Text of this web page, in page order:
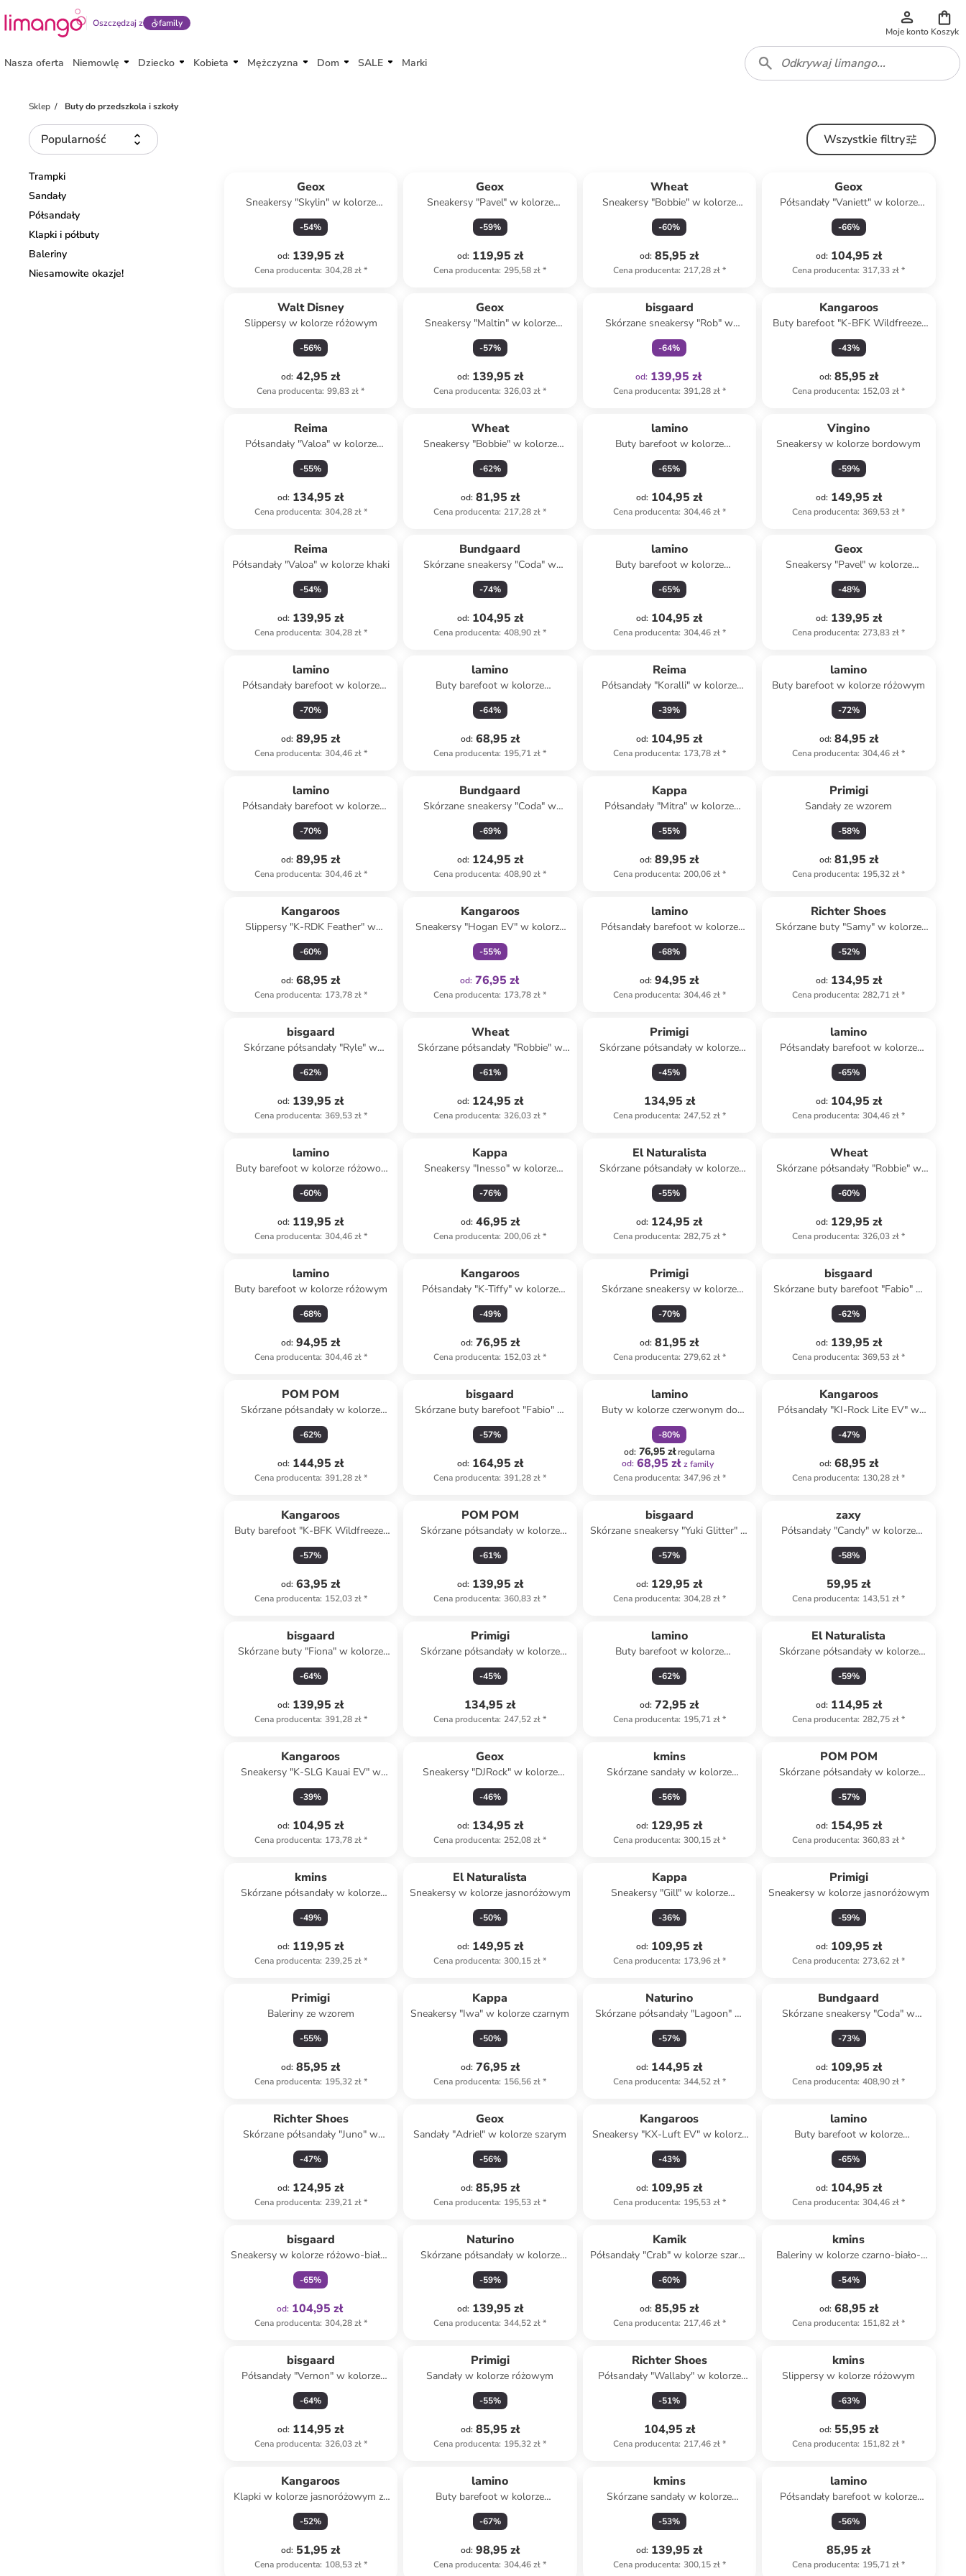
Oszczędzaj z family
Moje konto Koszyk
Nasza oferta Niemowlę Dziecko Kobieta Mężczyzna Dom SALE Marki
Sklep Buty do przedszkola i szkoły
Popularność Wszystkie filtry
Trampki
Sandały
Półsandały
Klapki i półbuty
Baleriny
Niesamowite okazje!
Geox
Sneakersy "Skylin" w kolorze
jasnoróżowym
-54%
od: 139,95 zł
Cena producenta: 304,28 zł*
Geox
Sneakersy "Pavel" w kolorze
jasnoróżowym
-59%
od: 119,95 zł
Cena producenta: 295,58 zł*
Wheat
Sneakersy "Bobbie" w kolorze
jasnoróżowym
-60%
od: 85,95 zł
Cena producenta: 217,28 zł*
Geox
Półsandały "Vaniett" w kolorze
jasnoróżowym
-66%
od: 104,95 zł
Cena producenta: 317,33 zł*
Walt Disney
Slippersy w kolorze różowym
-56%
od: 42,95 zł
Cena producenta: 99,83 zł*
Geox
Sneakersy "Maltin" w kolorze
jasnoróżowym
-57%
od: 139,95 zł
Cena producenta: 326,03 zł*
bisgaard
Skórzane sneakersy "Rob" w
kolorze jasnoróżowym
-64%
od: 139,95 zł
Cena producenta: 391,28 zł*
Kangaroos
Buty barefoot "K-BFK Wildfreeze"
w kolorze jasnoróżowym
-43%
od: 85,95 zł
Cena producenta: 152,03 zł*
Reima
Półsandały "Valoa" w kolorze
fioletowym
-55%
od: 134,95 zł
Cena producenta: 304,28 zł*
Wheat
Sneakersy "Bobbie" w kolorze
beżowym
-62%
od: 81,95 zł
Cena producenta: 217,28 zł*
lamino
Buty barefoot w kolorze
jasnoróżowym
-65%
od: 104,95 zł
Cena producenta: 304,46 zł*
Vingino
Sneakersy w kolorze bordowym
-59%
od: 149,95 zł
Cena producenta: 369,53 zł*
Reima
Półsandały "Valoa" w kolorze khaki
-54%
od: 139,95 zł
Cena producenta: 304,28 zł*
Bundgaard
Skórzane sneakersy "Coda" w
kolorze khaki
-74%
od: 104,95 zł
Cena producenta: 408,90 zł*
lamino
Buty barefoot w kolorze
fioletowym
-65%
od: 104,95 zł
Cena producenta: 304,46 zł*
Geox
Sneakersy "Pavel" w kolorze
pomarańczowo-różowym
-48%
od: 139,95 zł
Cena producenta: 273,83 zł*
lamino
Półsandały barefoot w kolorze
szarym
-70%
od: 89,95 zł
Cena producenta: 304,46 zł*
lamino
Buty barefoot w kolorze
fioletowym
-64%
od: 68,95 zł
Cena producenta: 195,71 zł*
Reima
Półsandały "Koralli" w kolorze
różowo-pomarańczowym
-39%
od: 104,95 zł
Cena producenta: 173,78 zł*
lamino
Buty barefoot w kolorze różowym
-72%
od: 84,95 zł
Cena producenta: 304,46 zł*
lamino
Półsandały barefoot w kolorze
jasnoróżowym
-70%
od: 89,95 zł
Cena producenta: 304,46 zł*
Bundgaard
Skórzane sneakersy "Coda" w
kolorze jasnoróżowym
-69%
od: 124,95 zł
Cena producenta: 408,90 zł*
Kappa
Półsandały "Mitra" w kolorze
czarnym
-55%
od: 89,95 zł
Cena producenta: 200,06 zł*
Primigi
Sandały ze wzorem
-58%
od: 81,95 zł
Cena producenta: 195,32 zł*
Kangaroos
Slippersy "K-RDK Feather" w
kolorze czarnym
-60%
od: 68,95 zł
Cena producenta: 173,78 zł*
Kangaroos
Sneakersy "Hogan EV" w kolorze
czarno-białym
-55%
od: 76,95 zł
Cena producenta: 173,78 zł*
lamino
Półsandały barefoot w kolorze
fioletowym
-68%
od: 94,95 zł
Cena producenta: 304,46 zł*
Richter Shoes
Skórzane buty "Samy" w kolorze
fioletowym do chodzenia na boso
-52%
od: 134,95 zł
Cena producenta: 282,71 zł*
bisgaard
Skórzane półsandały "Ryle" w
kolorze jasnobrązowym
-62%
od: 139,95 zł
Cena producenta: 369,53 zł*
Wheat
Skórzane półsandały "Robbie" w
kolorze szarym
-61%
od: 124,95 zł
Cena producenta: 326,03 zł*
Primigi
Skórzane półsandały w kolorze
jasnoróżowym
-45%
134,95 zł
Cena producenta: 247,52 zł*
lamino
Półsandały barefoot w kolorze
jasnoróżowym
-65%
od: 104,95 zł
Cena producenta: 304,46 zł*
lamino
Buty barefoot w kolorze różowo-
żółtym
-60%
od: 119,95 zł
Cena producenta: 304,46 zł*
Kappa
Sneakersy "Inesso" w kolorze
jasnoróżowym
-76%
od: 46,95 zł
Cena producenta: 200,06 zł*
El Naturalista
Skórzane półsandały w kolorze
jasnobrązowym
-55%
od: 124,95 zł
Cena producenta: 282,75 zł*
Wheat
Skórzane półsandały "Robbie" w
kolorze beżowym
-60%
od: 129,95 zł
Cena producenta: 326,03 zł*
lamino
Buty barefoot w kolorze różowym
-68%
od: 94,95 zł
Cena producenta: 304,46 zł*
Kangaroos
Półsandały "K-Tiffy" w kolorze
różowym
-49%
od: 76,95 zł
Cena producenta: 152,03 zł*
Primigi
Skórzane sneakersy w kolorze
czarnym
-70%
od: 81,95 zł
Cena producenta: 279,62 zł*
bisgaard
Skórzane buty barefoot "Fabio" w
kolorze zielonym
-62%
od: 139,95 zł
Cena producenta: 369,53 zł*
POM POM
Skórzane półsandały w kolorze
jasnoróżowym
-62%
od: 144,95 zł
Cena producenta: 391,28 zł*
bisgaard
Skórzane buty barefoot "Fabio" w
kolorze żółtym
-57%
od: 164,95 zł
Cena producenta: 391,28 zł*
lamino
Buty w kolorze czerwonym do
chodzenia na boso
-80%
od: 76,95 złregularna
od: 68,95 zł z family
Cena producenta: 347,96 zł*
Kangaroos
Półsandały "KI-Rock Lite EV" w
kolorze szarym
-47%
od: 68,95 zł
Cena producenta: 130,28 zł*
Kangaroos
Buty barefoot "K-BFK Wildfreeze"
w kolorze szarym
-57%
od: 63,95 zł
Cena producenta: 152,03 zł*
POM POM
Skórzane półsandały w kolorze
jasnobrązowym
-61%
od: 139,95 zł
Cena producenta: 360,83 zł*
bisgaard
Skórzane sneakersy "Yuki Glitter" w
kolorze beżowo-fioletowym
-57%
od: 129,95 zł
Cena producenta: 304,28 zł*
zaxy
Półsandały "Candy" w kolorze
jasnoróżowym
-58%
59,95 zł
Cena producenta: 143,51 zł*
bisgaard
Skórzane buty "Fiona" w kolorze
jasnoróżowym do chodzenia na
boso
-64%
od: 139,95 zł
Cena producenta: 391,28 zł*
Primigi
Skórzane półsandały w kolorze
białym
-45%
134,95 zł
Cena producenta: 247,52 zł*
lamino
Buty barefoot w kolorze
turkusowym
-62%
od: 72,95 zł
Cena producenta: 195,71 zł*
El Naturalista
Skórzane półsandały w kolorze
brązowym
-59%
od: 114,95 zł
Cena producenta: 282,75 zł*
Kangaroos
Sneakersy "K-SLG Kauai EV" w
kolorze szarym
-39%
od: 104,95 zł
Cena producenta: 173,78 zł*
Geox
Sneakersy "DJRock" w kolorze
jasnoróżowym
-46%
od: 134,95 zł
Cena producenta: 252,08 zł*
kmins
Skórzane sandały w kolorze
jasnoróżowym
-56%
od: 129,95 zł
Cena producenta: 300,15 zł*
POM POM
Skórzane półsandały w kolorze
zielonym
-57%
od: 154,95 zł
Cena producenta: 360,83 zł*
kmins
Skórzane półsandały w kolorze
jasnoróżowym
-49%
od: 119,95 zł
Cena producenta: 239,25 zł*
El Naturalista
Sneakersy w kolorze jasnoróżowym
-50%
od: 149,95 zł
Cena producenta: 300,15 zł*
Kappa
Sneakersy "Gill" w kolorze
jasnoróżowym
-36%
od: 109,95 zł
Cena producenta: 173,96 zł*
Primigi
Sneakersy w kolorze jasnoróżowym
-59%
od: 109,95 zł
Cena producenta: 273,62 zł*
Primigi
Baleriny ze wzorem
-55%
od: 85,95 zł
Cena producenta: 195,32 zł*
Kappa
Sneakersy "Iwa" w kolorze czarnym
-50%
od: 76,95 zł
Cena producenta: 156,56 zł*
Naturino
Skórzane półsandały "Lagoon" w
kolorze jasnoróżowym
-57%
od: 144,95 zł
Cena producenta: 344,52 zł*
Bundgaard
Skórzane sneakersy "Coda" w
kolorze białym
-73%
od: 109,95 zł
Cena producenta: 408,90 zł*
Richter Shoes
Skórzane półsandały "Juno" w
kolorze różowym
-47%
od: 124,95 zł
Cena producenta: 239,21 zł*
Geox
Sandały "Adriel" w kolorze szarym
-56%
od: 85,95 zł
Cena producenta: 195,53 zł*
Kangaroos
Sneakersy "KX-Luft EV" w kolorze
jasnoróżowym
-43%
od: 109,95 zł
Cena producenta: 195,53 zł*
lamino
Buty barefoot w kolorze
jasnoróżowym
-65%
od: 104,95 zł
Cena producenta: 304,46 zł*
bisgaard
Sneakersy w kolorze różowo-biało-
jasnoróżowym
-65%
od: 104,95 zł
Cena producenta: 304,28 zł*
Naturino
Skórzane półsandały w kolorze
łososiowym
-59%
od: 139,95 zł
Cena producenta: 344,52 zł*
Kamik
Półsandały "Crab" w kolorze szaro-
różowym
-60%
od: 85,95 zł
Cena producenta: 217,46 zł*
kmins
Baleriny w kolorze czarno-biało-
różowym z paskiem
-54%
od: 68,95 zł
Cena producenta: 151,82 zł*
bisgaard
Półsandały "Vernon" w kolorze
jasnoróżowym
-64%
od: 114,95 zł
Cena producenta: 326,03 zł*
Primigi
Sandały w kolorze różowym
-55%
od: 85,95 zł
Cena producenta: 195,32 zł*
Richter Shoes
Półsandały "Wallaby" w kolorze
różowym
-51%
104,95 zł
Cena producenta: 217,46 zł*
kmins
Slippersy w kolorze różowym
-63%
od: 55,95 zł
Cena producenta: 151,82 zł*
Kangaroos
Klapki w kolorze jasnoróżowym ze
wzorem
-52%
od: 51,95 zł
Cena producenta: 108,53 zł*
lamino
Buty barefoot w kolorze
jasnoróżowym
-67%
od: 98,95 zł
Cena producenta: 304,46 zł*
kmins
Skórzane sandały w kolorze
fioletowym
-53%
od: 139,95 zł
Cena producenta: 300,15 zł*
lamino
Półsandały barefoot w kolorze
różowym
-56%
85,95 zł
Cena producenta: 195,71 zł*